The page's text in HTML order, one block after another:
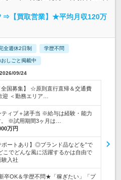
⇒【買取営業】★平均月収120万
全週休2日制 学歴不問
しごと掲載中
09/24
全国募集】 ☆原則直行直帰＆交通費
＜勤務エリア…
ティブ＋諸手当 ※給与は経験・能力
。 ※試用期間3ヶ月は…
万円
ポートあり】◎ブランド品などを”で
こでどんな風に活躍するかは自由で
入社
卒OK＆学歴不問★「稼ぎたい」「プ